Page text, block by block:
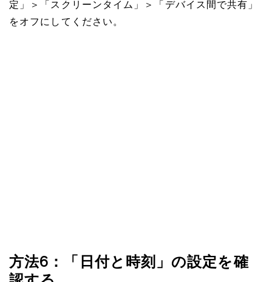
定」＞「スクリーンタイム」＞「デバイス間で共有」
をオフにしてください。
方法6：「日付と時刻」の設定を確